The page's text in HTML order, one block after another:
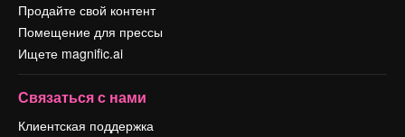
Продайте свой контент
Помещение для прессы
Ищете magnific.ai
Связаться с нами
Клиентская поддержка